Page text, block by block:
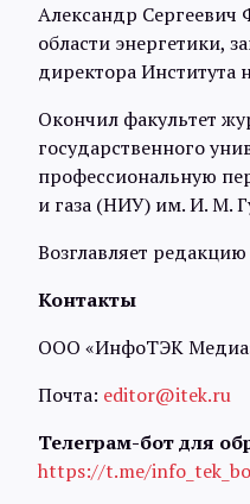
Александр Сергеевич
области энергетики,
директора Института
Окончил факультет
государственного
профессиональную
и газа (НИУ) им. И. М.
Возглавляет
Контакты
ООО «ИнфоТЭК
Почта: editor@itek.ru
Телеграм-бот для
https://t.me/